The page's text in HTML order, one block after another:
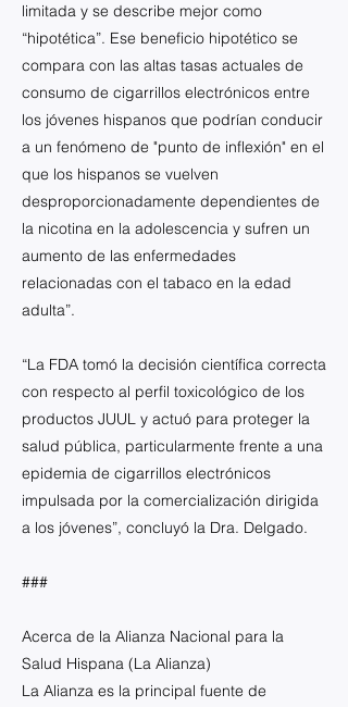
limitada y se describe mejor como
“hipotética”. Ese beneficio hipotético se
compara con las altas tasas actuales de
consumo de cigarrillos electrónicos entre
los jóvenes hispanos que podrían conducir
a un fenómeno de "punto de inflexión" en el
que los hispanos se vuelven
desproporcionadamente dependientes de
la nicotina en la adolescencia y sufren un
aumento de las enfermedades
relacionadas con el tabaco en la edad
adulta”.
“La FDA tomó la decisión científica correcta
con respecto al perfil toxicológico de los
productos JUUL y actuó para proteger la
salud pública, particularmente frente a una
epidemia de cigarrillos electrónicos
impulsada por la comercialización dirigida
a los jóvenes”, concluyó la Dra. Delgado.
###
Acerca de la Alianza Nacional para la
Salud Hispana (La Alianza)
La Alianza es la principal fuente de